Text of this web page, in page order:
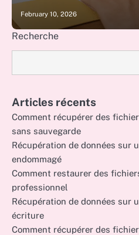
February 10, 2026
Recherche
Articles récents
Comment récupérer des
sans sauvegarde
Récupération de données sur
endommagé
Comment restaurer des
professionnel
Récupération de données sur
écriture
Comment récupérer des